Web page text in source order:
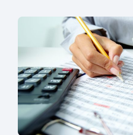
koji još nemaju licenciju da
licenciranja kako bi
kvalitetno i sigurno
istodobno ulagali u razvoj